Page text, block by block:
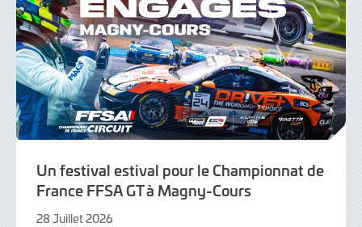
Un festival estival pour le Championnat de
France FFSA GT à Magny-Cours
28 Juillet 2026